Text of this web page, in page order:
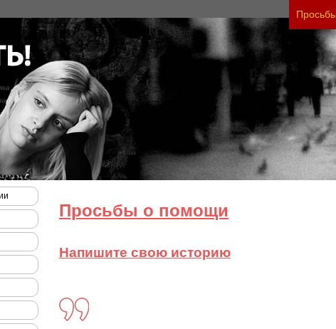
тяжесть своего состояния и его
Просьбы о помощи
Напишите свою историю